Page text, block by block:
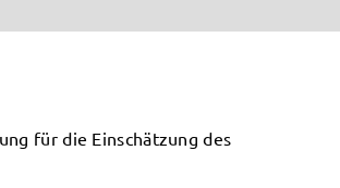
für die Einschätzung des